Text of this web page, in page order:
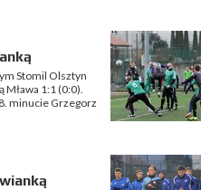
Stomil Olsztyn
Mława 1:1 (0:0).
minucie Grzegorz